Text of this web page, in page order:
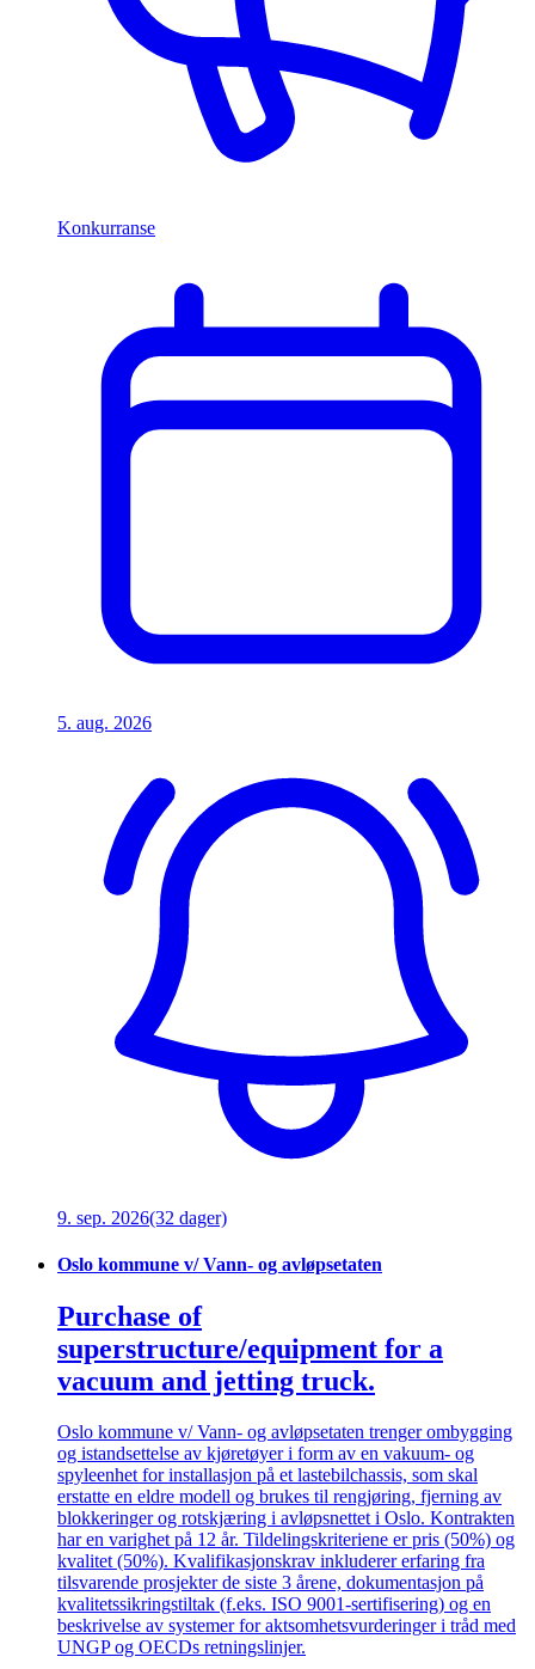
Konkurranse
5. aug. 2026
9. sep. 2026(32 dager)
Oslo kommune v/ Vann- og avløpsetaten
Purchase of
superstructure/equipment for a
vacuum and jetting truck.
Oslo kommune v/ Vann- og avløpsetaten trenger ombygging
og istandsettelse av kjøretøyer i form av en vakuum- og
spyleenhet for installasjon på et lastebilchassis, som skal
erstatte en eldre modell og brukes til rengjøring, fjerning av
blokkeringer og rotskjæring i avløpsnettet i Oslo. Kontrakten
har en varighet på 12 år. Tildelingskriteriene er pris (50%) og
kvalitet (50%). Kvalifikasjonskrav inkluderer erfaring fra
tilsvarende prosjekter de siste 3 årene, dokumentasjon på
kvalitetssikringstiltak (f.eks. ISO 9001-sertifisering) og en
beskrivelse av systemer for aktsomhetsvurderinger i tråd med
UNGP og OECDs retningslinjer.